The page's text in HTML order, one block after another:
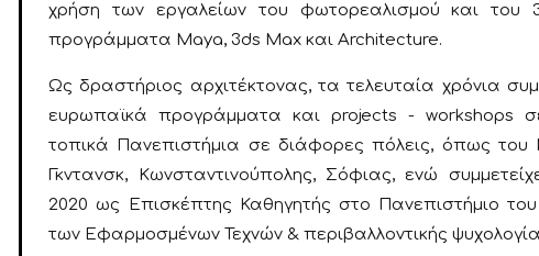
χρήση των εργαλείων του φωτορεαλισμού και του
προγράμματα Maya, 3ds Max και Architecture.
Ως δραστήριος αρχιτέκτονας, τα τελευταία χρόνια
ευρωπαϊκά προγράμματα και projects - workshops
τοπικά Πανεπιστήμια σε διάφορες πόλεις, όπως του
Γκντανσκ, Κωνσταντινούπολης, Σόφιας, ενώ
2020 ως Επισκέπτης Καθηγητής στο Πανεπιστήμιο
των Εφαρμοσμένων Τεχνών & περιβαλλοντικής